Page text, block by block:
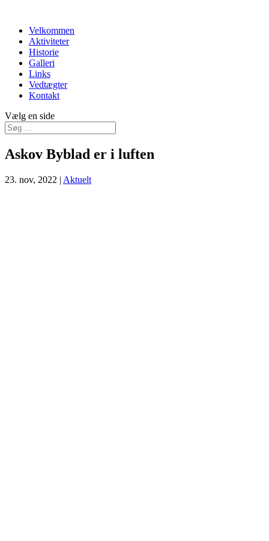
Velkommen
Aktiviteter
Historie
Galleri
Links
Vedtægter
Kontakt
Vælg en side
Askov Byblad er i luften
23. nov, 2022 | Aktuelt